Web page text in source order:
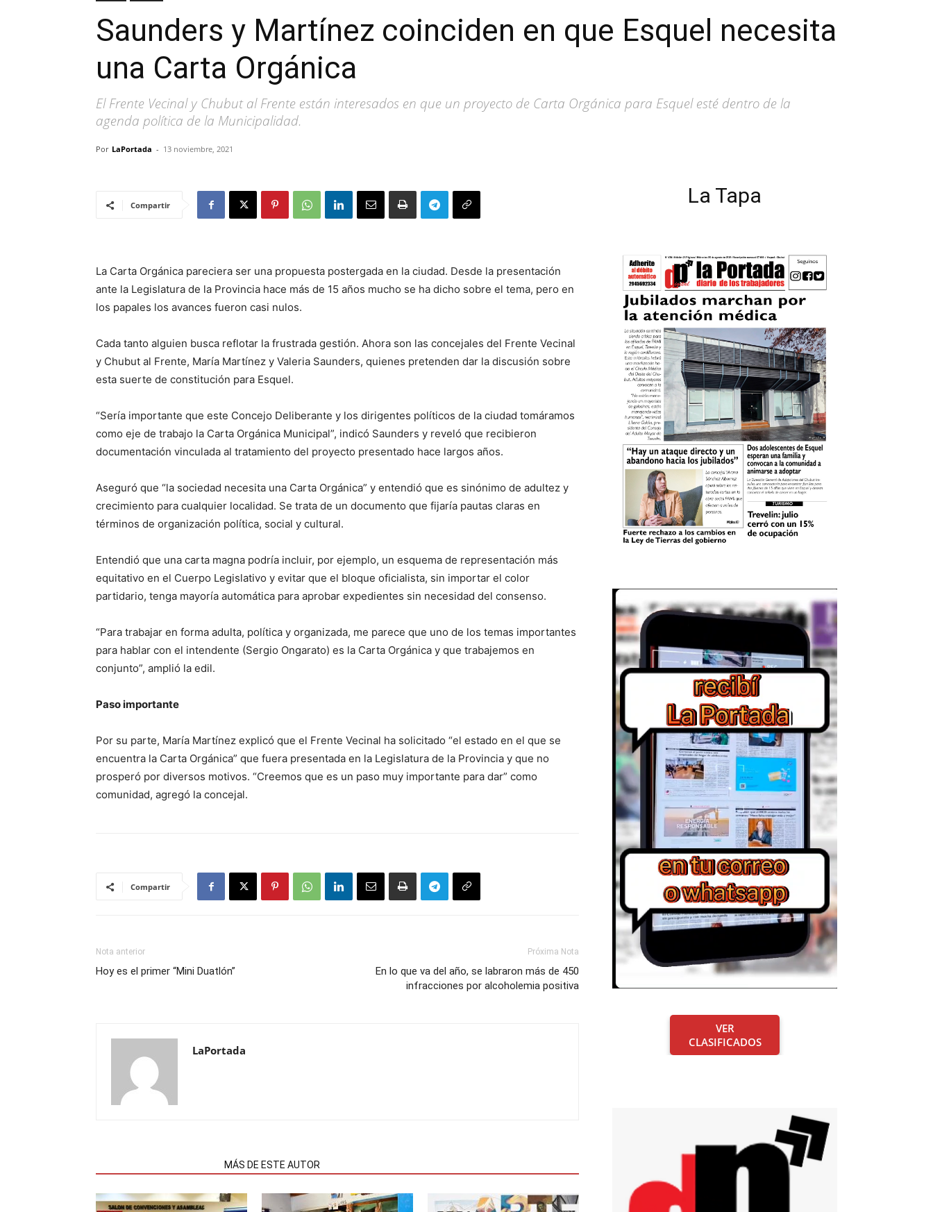
Saunders y Martínez coinciden en que Esquel necesita
una Carta Orgánica
El Frente Vecinal y Chubut al Frente están interesados en que un proyecto de Carta Orgánica para Esquel esté dentro de la
agenda política de la Municipalidad.
Por LaPortada - 13 noviembre, 2021
Compartir
La Carta Orgánica pareciera ser una propuesta postergada en la ciudad. Desde la presentación
ante la Legislatura de la Provincia hace más de 15 años mucho se ha dicho sobre el tema, pero en
los papales los avances fueron casi nulos.
Cada tanto alguien busca reflotar la frustrada gestión. Ahora son las concejales del Frente Vecinal
y Chubut al Frente, María Martínez y Valeria Saunders, quienes pretenden dar la discusión sobre
esta suerte de constitución para Esquel.
“Sería importante que este Concejo Deliberante y los dirigentes políticos de la ciudad tomáramos
como eje de trabajo la Carta Orgánica Municipal”, indicó Saunders y reveló que recibieron
documentación vinculada al tratamiento del proyecto presentado hace largos años.
Aseguró que “la sociedad necesita una Carta Orgánica” y entendió que es sinónimo de adultez y
crecimiento para cualquier localidad. Se trata de un documento que fijaría pautas claras en
términos de organización política, social y cultural.
Entendió que una carta magna podría incluir, por ejemplo, un esquema de representación más
equitativo en el Cuerpo Legislativo y evitar que el bloque oficialista, sin importar el color
partidario, tenga mayoría automática para aprobar expedientes sin necesidad del consenso.
“Para trabajar en forma adulta, política y organizada, me parece que uno de los temas importantes
para hablar con el intendente (Sergio Ongarato) es la Carta Orgánica y que trabajemos en
conjunto”, amplió la edil.
Paso importante
Por su parte, María Martínez explicó que el Frente Vecinal ha solicitado “el estado en el que se
encuentra la Carta Orgánica” que fuera presentada en la Legislatura de la Provincia y que no
prosperó por diversos motivos. “Creemos que es un paso muy importante para dar” como
comunidad, agregó la concejal.
Compartir
Nota anterior
Hoy es el primer “Mini Duatlón”
Próxima Nota
En lo que va del año, se labraron más de 450
infracciones por alcoholemia positiva
LaPortada
MÁS DE ESTE AUTOR
La Tapa
VER
CLASIFICADOS